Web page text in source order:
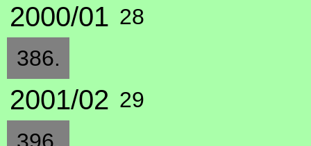
2000/01 28
386.
2001/02 29